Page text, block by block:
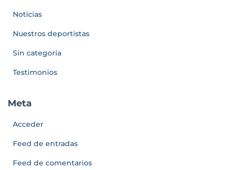
Noticias
Nuestros deportistas
Sin categoría
Testimonios
Meta
Acceder
Feed de entradas
Feed de comentarios